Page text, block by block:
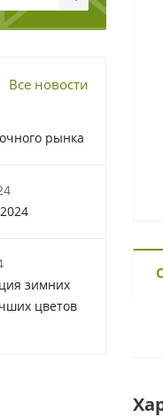
Все новости
рынка
зимних
цветов